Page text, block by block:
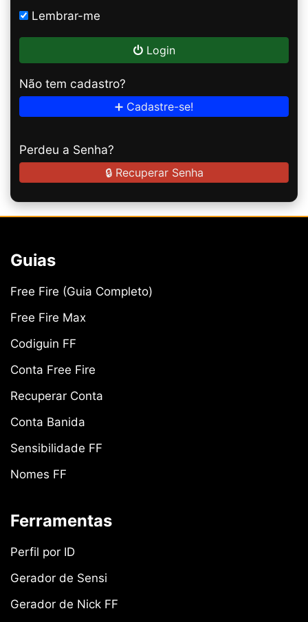
Lembrar-me
Login
Não tem cadastro?
➕ Cadastre-se!
Perdeu a Senha?
🔒 Recuperar Senha
Guias
Free Fire (Guia Completo)
Free Fire Max
Codiguin FF
Conta Free Fire
Recuperar Conta
Conta Banida
Sensibilidade FF
Nomes FF
Ferramentas
Perfil por ID
Gerador de Sensi
Gerador de Nick FF